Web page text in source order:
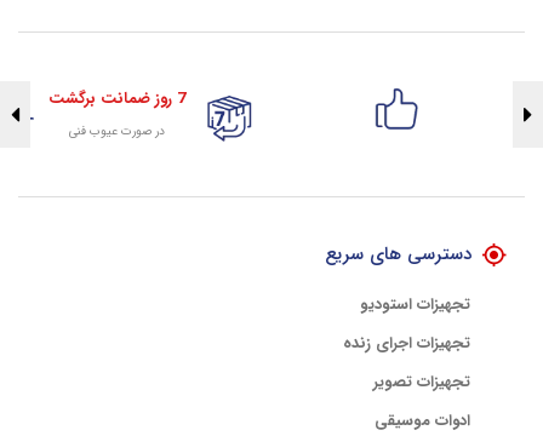
7 روز ضمانت برگشت
در صورت عیوب فنی
دسترسی های سریع
تجهیزات استودیو
تجهیزات اجرای زنده
تجهیزات تصویر
ادوات موسیقی